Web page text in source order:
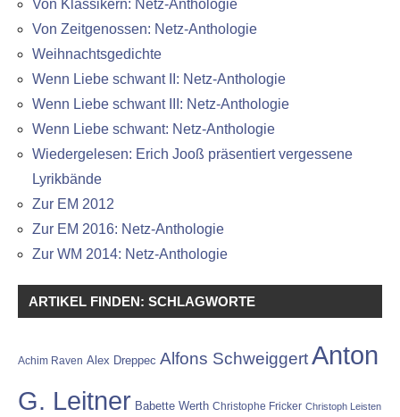
Von Klassikern: Netz-Anthologie
Von Zeitgenossen: Netz-Anthologie
Weihnachtsgedichte
Wenn Liebe schwant II: Netz-Anthologie
Wenn Liebe schwant III: Netz-Anthologie
Wenn Liebe schwant: Netz-Anthologie
Wiedergelesen: Erich Jooß präsentiert vergessene
Lyrikbände
Zur EM 2012
Zur EM 2016: Netz-Anthologie
Zur WM 2014: Netz-Anthologie
ARTIKEL FINDEN: SCHLAGWORTE
Achim Raven Alex Dreppec Alfons SchweiggertAnton
G. Leitner Babette Werth Christophe Fricker Christoph Leisten